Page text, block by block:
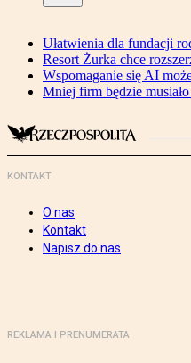
Ułatwienia dla fundacji
Resort Żurka chce
Wspomaganie się AI
Mniej firm będzie
KONTAKT
O nas
Kontakt
Napisz do nas
REKLAMA I PRENUMERATA